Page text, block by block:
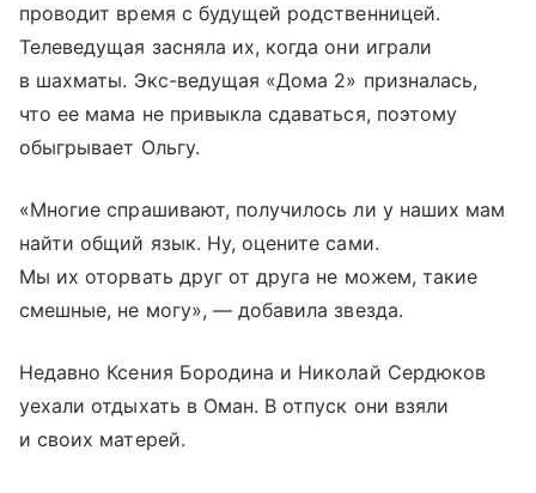
проводит время с будущей родственницей.
Телеведущая засняла их, когда они играли
в шахматы. Экс-ведущая «Дома 2» призналась,
что ее мама не привыкла сдаваться, поэтому
обыгрывает Ольгу.
«Многие спрашивают, получилось ли у наших мам
найти общий язык. Ну, оцените сами.
Мы их оторвать друг от друга не можем, такие
смешные, не могу», — добавила звезда.
Недавно Ксения Бородина и Николай Сердюков
уехали отдыхать в Оман. В отпуск они взяли
и своих матерей.